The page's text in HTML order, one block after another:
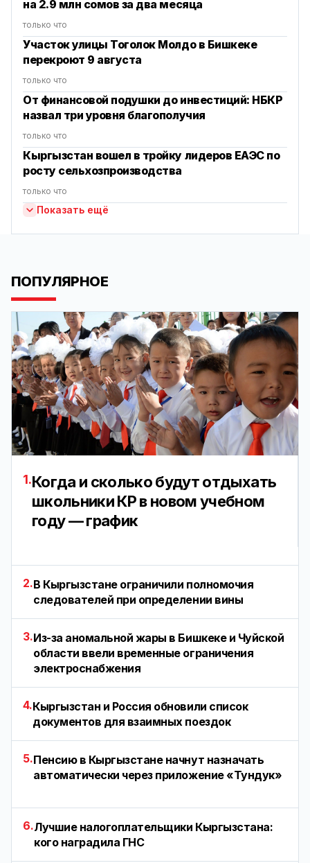
на 2.9 млн сомов за два месяца
только что
Участок улицы Тоголок Молдо в Бишкеке
перекроют 9 августа
только что
От финансовой подушки до инвестиций: НБКР
назвал три уровня благополучия
только что
Кыргызстан вошел в тройку лидеров ЕАЭС по
росту сельхозпроизводства
только что
Показать ещё
ПОПУЛЯРНОЕ
1.Когда и сколько будут отдыхать
школьники КР в новом учебном
году — график
2.В Кыргызстане ограничили полномочия
следователей при определении вины
3.Из-за аномальной жары в Бишкеке и Чуйской
области ввели временные ограничения
электроснабжения
4.Кыргызстан и Россия обновили список
документов для взаимных поездок
5.Пенсию в Кыргызстане начнут назначать
автоматически через приложение «Тундук»
6.Лучшие налогоплательщики Кыргызстана:
кого наградила ГНС